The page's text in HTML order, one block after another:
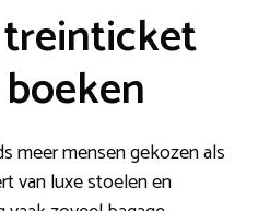
meer mensen gekozen als
van luxe stoelen en